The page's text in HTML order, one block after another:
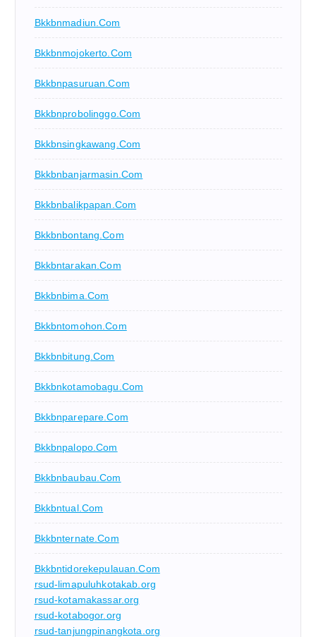
Bkkbnmadiun.com
Bkkbnmojokerto.com
Bkkbnpasuruan.com
Bkkbnprobolinggo.com
Bkkbnsingkawang.com
Bkkbnbanjarmasin.com
Bkkbnbalikpapan.com
Bkkbnbontang.com
Bkkbntarakan.com
Bkkbnbima.com
Bkkbntomohon.com
Bkkbnbitung.com
Bkkbnkotamobagu.com
Bkkbnparepare.com
Bkkbnpalopo.com
Bkkbnbaubau.com
Bkkbntual.com
Bkkbnternate.com
Bkkbntidorekepulauan.com
rsud-limapuluhkotakab.org
rsud-kotamakassar.org
rsud-kotabogor.org
rsud-tanjungpinangkota.org